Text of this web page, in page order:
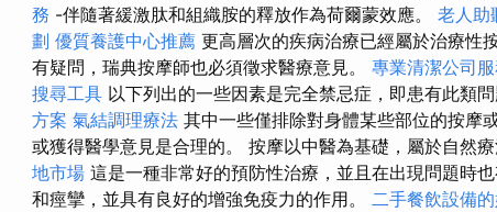
務 -伴隨著緩激肽和組織胺的釋放作為荷爾蒙效應。 老人助
劃 優質養護中心推薦 更高層次的疾病治療已經屬於治療性
有疑問，瑞典按摩師也必須徵求醫療意見。 專業清潔公司
搜尋工具 以下列出的一些因素是完全禁忌症，即患有此類
方案 氣結調理療法 其中一些僅排除對身體某些部位的按摩
或獲得醫學意見是合理的。 按摩以中醫為基礎，屬於自然療
地市場 這是一種非常好的預防性治療，並且在出現問題時也
和痙攣，並具有良好的增強免疫力的作用。 二手餐飲設備